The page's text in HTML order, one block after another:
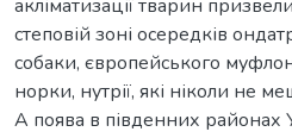
акліматизації тварин
степовій зоні осередків
собаки, європейського
норки, нутрії, які ніколи не
А поява в південних районах